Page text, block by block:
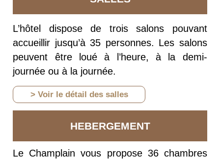
L’hôtel dispose de trois salons pouvant
accueillir jusqu’à 35 personnes. Les salons
peuvent être loué à l’heure, à la demi-
journée ou à la journée.
> Voir le détail des salles
HEBERGEMENT
Le Champlain vous propose 36 chambres